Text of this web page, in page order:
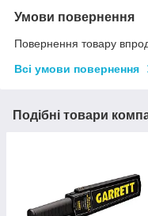
Умови повернення
Повернення товару
Всі умови повернення
Подібні товари